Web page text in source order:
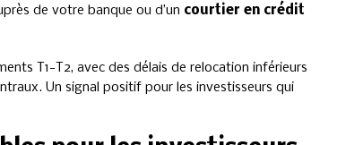
de votre banque ou d’un courtier en crédit
T1-T2, avec des délais de relocation inférieurs
Un signal positif pour les investisseurs qui